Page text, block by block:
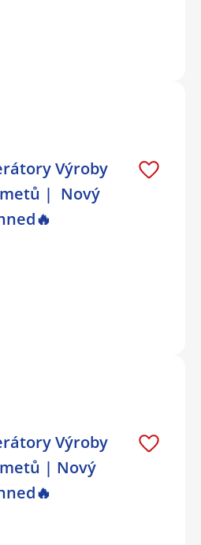
Výroby
| Nový
Výroby
| Nový